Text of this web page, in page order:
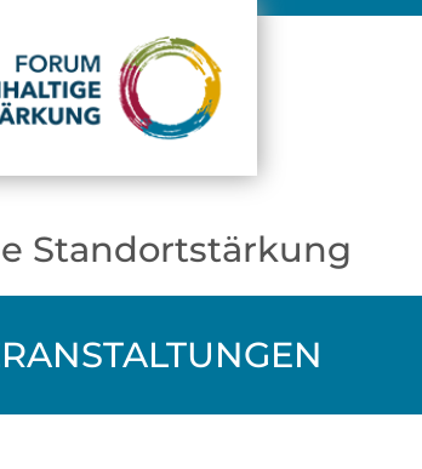
Standortstärkung